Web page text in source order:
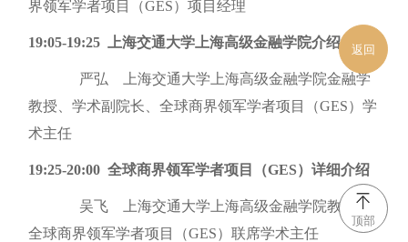
界领军学者项目（GES）项目经理
19:05-19:25 上海交通大学上海高级金融学院介绍
严弘 上海交通大学上海高级金融学院金融学
教授、学术副院长、全球商界领军学者项目（GES）学
术主任
19:25-20:00 全球商界领军学者项目（GES）详细介绍
吴飞 上海交通大学上海高级金融学院教授、
全球商界领军学者项目（GES）联席学术主任
返回
顶部